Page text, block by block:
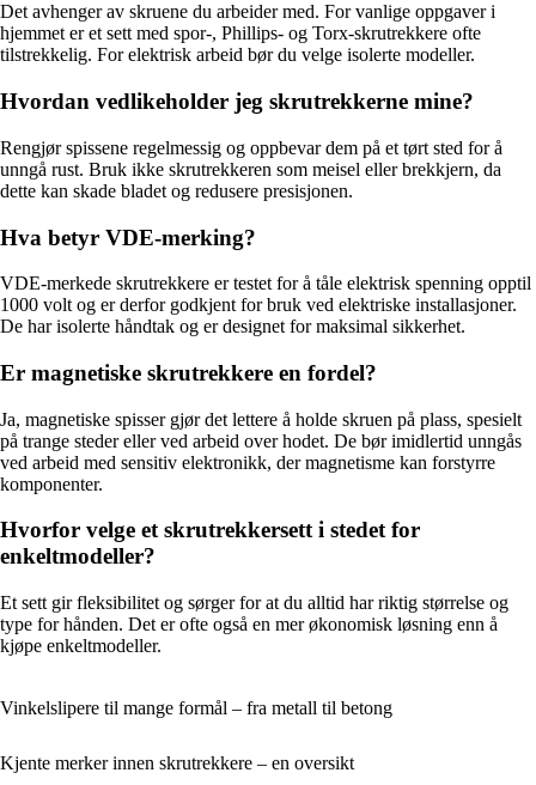
Det avhenger av skruene du arbeider med. For vanlige oppgaver i
hjemmet er et sett med spor-, Phillips- og Torx-skrutrekkere ofte
tilstrekkelig. For elektrisk arbeid bør du velge isolerte modeller.
Hvordan vedlikeholder jeg skrutrekkerne mine?
Rengjør spissene regelmessig og oppbevar dem på et tørt sted for å
unngå rust. Bruk ikke skrutrekkeren som meisel eller brekkjern, da
dette kan skade bladet og redusere presisjonen.
Hva betyr VDE-merking?
VDE-merkede skrutrekkere er testet for å tåle elektrisk spenning opptil
1000 volt og er derfor godkjent for bruk ved elektriske installasjoner.
De har isolerte håndtak og er designet for maksimal sikkerhet.
Er magnetiske skrutrekkere en fordel?
Ja, magnetiske spisser gjør det lettere å holde skruen på plass, spesielt
på trange steder eller ved arbeid over hodet. De bør imidlertid unngås
ved arbeid med sensitiv elektronikk, der magnetisme kan forstyrre
komponenter.
Hvorfor velge et skrutrekkersett i stedet for
enkeltmodeller?
Et sett gir fleksibilitet og sørger for at du alltid har riktig størrelse og
type for hånden. Det er ofte også en mer økonomisk løsning enn å
kjøpe enkeltmodeller.
Vinkelslipere til mange formål – fra metall til betong
Kjente merker innen skrutrekkere – en oversikt